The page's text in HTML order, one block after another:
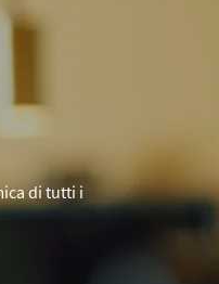
di tutti i